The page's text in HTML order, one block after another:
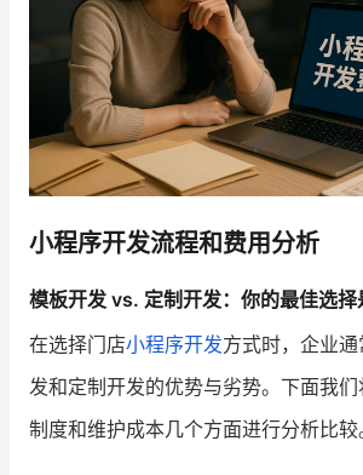
小程序开发流程和费用分析
模板开发 vs. 定制开发：你的最佳选择
在选择门店小程序开发方式时，企业
发和定制开发的优势与劣势。下面我
制度和维护成本几个方面进行分析比较